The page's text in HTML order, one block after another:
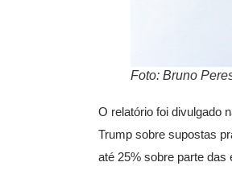
Foto: Bruno
O relatório foi divulgado
Trump sobre supostas
até 25% sobre parte